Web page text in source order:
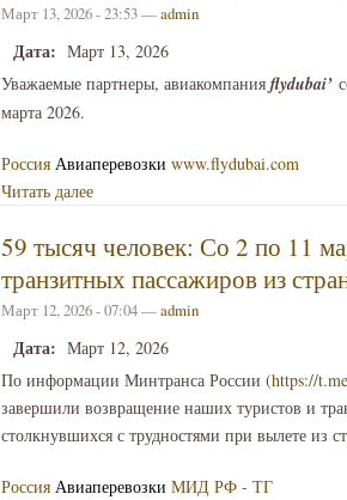
Март 13, 2026 - 23:53 —admin
Дата: Март 13, 2026
Уважаемые партнеры, авиакомпания flydubai’
марта 2026.
Россия Авиаперевозки www.flydubai.com
Читать далее
59 тысяч человек: Со 2 по 11
транзитных пассажиров из
Март 12, 2026 - 07:04 —admin
Дата: Март 12, 2026
По информации Минтранса России (https://
завершили возвращение наших туристов и
столкнувшихся с трудностями при вылете из
Россия Авиаперевозки МИД РФ - ТГ